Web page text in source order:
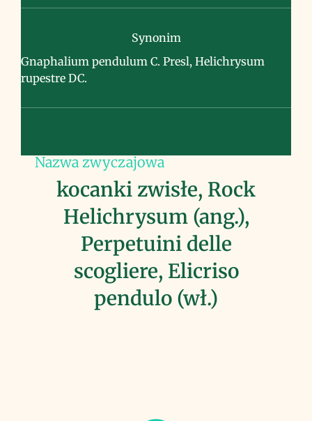
Synonim
Gnaphalium pendulum C. Presl, Helichrysum
rupestre DC.
Nazwa zwyczajowa
kocanki zwisłe, Rock
Helichrysum (ang.),
Perpetuini delle
scogliere, Elicriso
pendulo (wł.)